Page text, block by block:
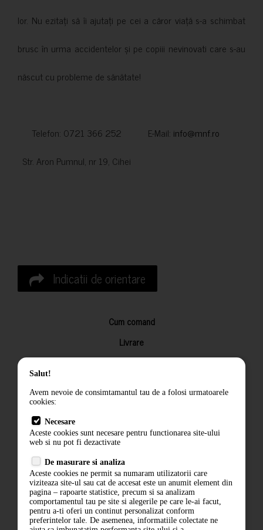
lor. Nu ezitați să îi ajutați pe cei a căror viață s-a schimbat
brusc în urma accidentelor și pe copiii nevinovati care s-au
născut cu probleme de sănătate!
Telefon: 0721 366 252 E-Mail: info@mnf.ro
Str. Aron Pumnul, nr 19, Cihei
Indicatii de orientare
Cum comand
Livrare
Returnarea produselor
Termeni si conditii
Politica de confidentialitate
ANPC
Salut!
Avem nevoie de consimtamantul tau de a folosi urmatoarele
cookies:
Necesare
Aceste cookies sunt necesare pentru functionarea site-ului
web si nu pot fi dezactivate
De masurare si analiza
Aceste cookies ne permit sa numaram utilizatorii care
viziteaza site-ul sau cat de accesat este un anumit element din
pagina – rapoarte statistice, precum si sa analizam
comportamentul tau pe site si alegerile pe care le-ai facut,
pentru a-ti oferi un continut personalizat conform
preferintelor tale. De asemenea, informatiile colectate ne